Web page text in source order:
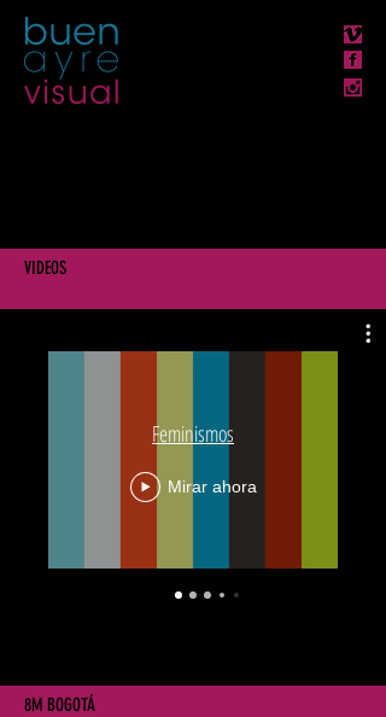
VIDEOS
Feminismos
Mirar ahora
8M BOGOTÁ